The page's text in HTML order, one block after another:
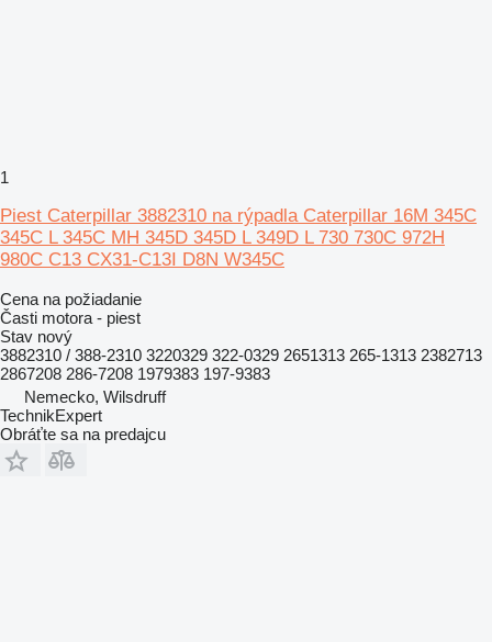
1
Piest Caterpillar 3882310 na rýpadla Caterpillar 16M 345C
345C L 345C MH 345D 345D L 349D L 730 730C 972H
980C C13 CX31-C13I D8N W345C
Cena na požiadanie
Časti motora - piest
Stav nový
3882310 / 388-2310 3220329 322-0329 2651313 265-1313 2382713
2867208 286-7208 1979383 197-9383
Nemecko, Wilsdruff
TechnikExpert
Obráťte sa na predajcu